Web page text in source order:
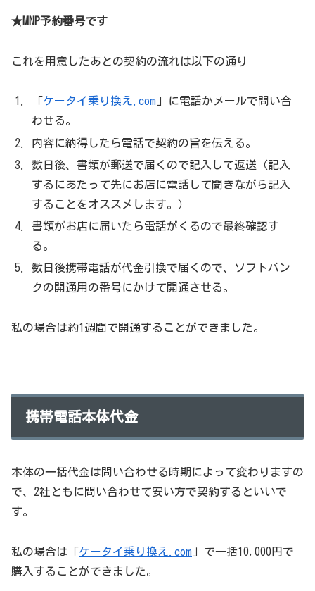
★MNP予約番号です
これを用意したあとの契約の流れは以下の通り
「ケータイ乗り換え.com 」に電話かメールで問い合
わせる。
内容に納得したら電話で契約の旨を伝える。
数日後、書類が郵送で届くので記入して返送（記入
するにあたって先にお店に電話して聞きながら記入
することをオススメします。）
書類がお店に届いたら電話がくるので最終確認す
る。
数日後携帯電話が代金引換で届くので、ソフトバン
クの開通用の番号にかけて開通させる。
私の場合は約1週間で開通することができました。
携帯電話本体代金
本体の一括代金は問い合わせる時期によって変わりますの
で、2社ともに問い合わせて安い方で契約するといいで
す。
私の場合は「ケータイ乗り換え.com 」で一括10,000円で
購入することができました。